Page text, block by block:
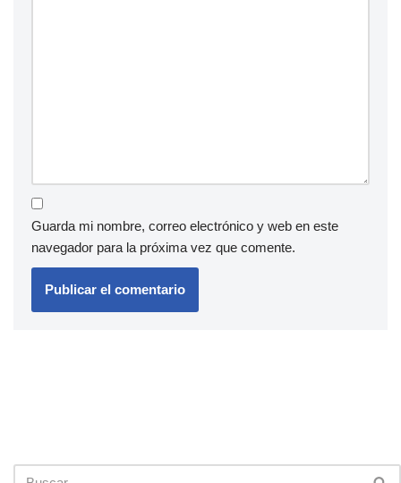
Guarda mi nombre, correo electrónico y web en este
navegador para la próxima vez que comente.